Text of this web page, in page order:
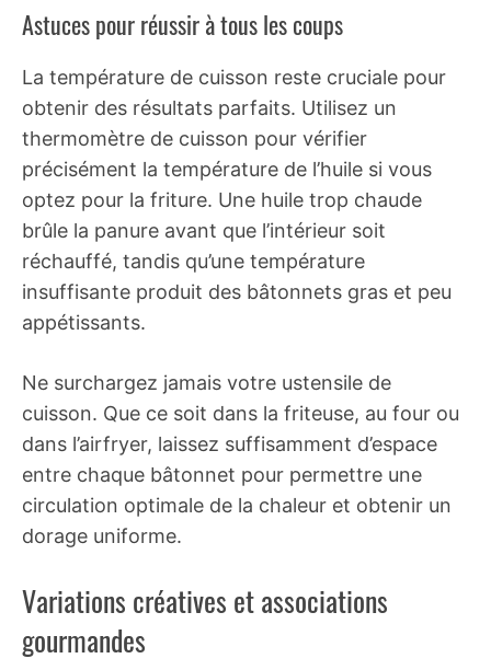
Astuces pour réussir à tous les coups
La température de cuisson reste cruciale pour
obtenir des résultats parfaits. Utilisez un
thermomètre de cuisson pour vérifier
précisément la température de l’huile si vous
optez pour la friture. Une huile trop chaude
brûle la panure avant que l’intérieur soit
réchauffé, tandis qu’une température
insuffisante produit des bâtonnets gras et peu
appétissants.
Ne surchargez jamais votre ustensile de
cuisson. Que ce soit dans la friteuse, au four ou
dans l’airfryer, laissez suffisamment d’espace
entre chaque bâtonnet pour permettre une
circulation optimale de la chaleur et obtenir un
dorage uniforme.
Variations créatives et associations
gourmandes